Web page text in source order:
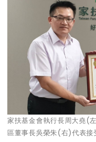
家扶基金會執行長周大堯(
區董事長吳榮朱(右)代表接